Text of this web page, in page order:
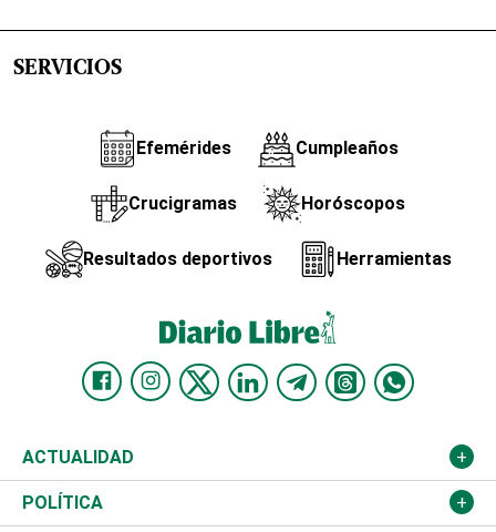
SERVICIOS
Efemérides Cumpleaños
Crucigramas Horóscopos
Resultados deportivos Herramientas
ACTUALIDAD
Nacional
POLÍTICA